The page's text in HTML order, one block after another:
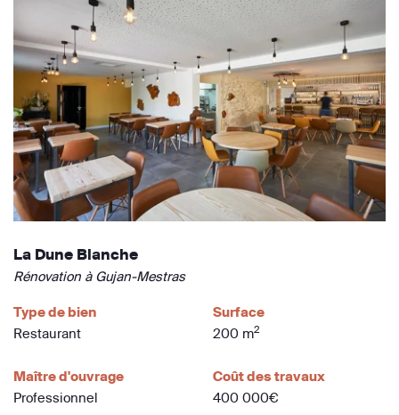
La Dune Blanche
Rénovation à Gujan-Mestras
Type de bien
Restaurant
Surface
200 m2
Maître d'ouvrage
Professionnel
Coût des travaux
400 000€